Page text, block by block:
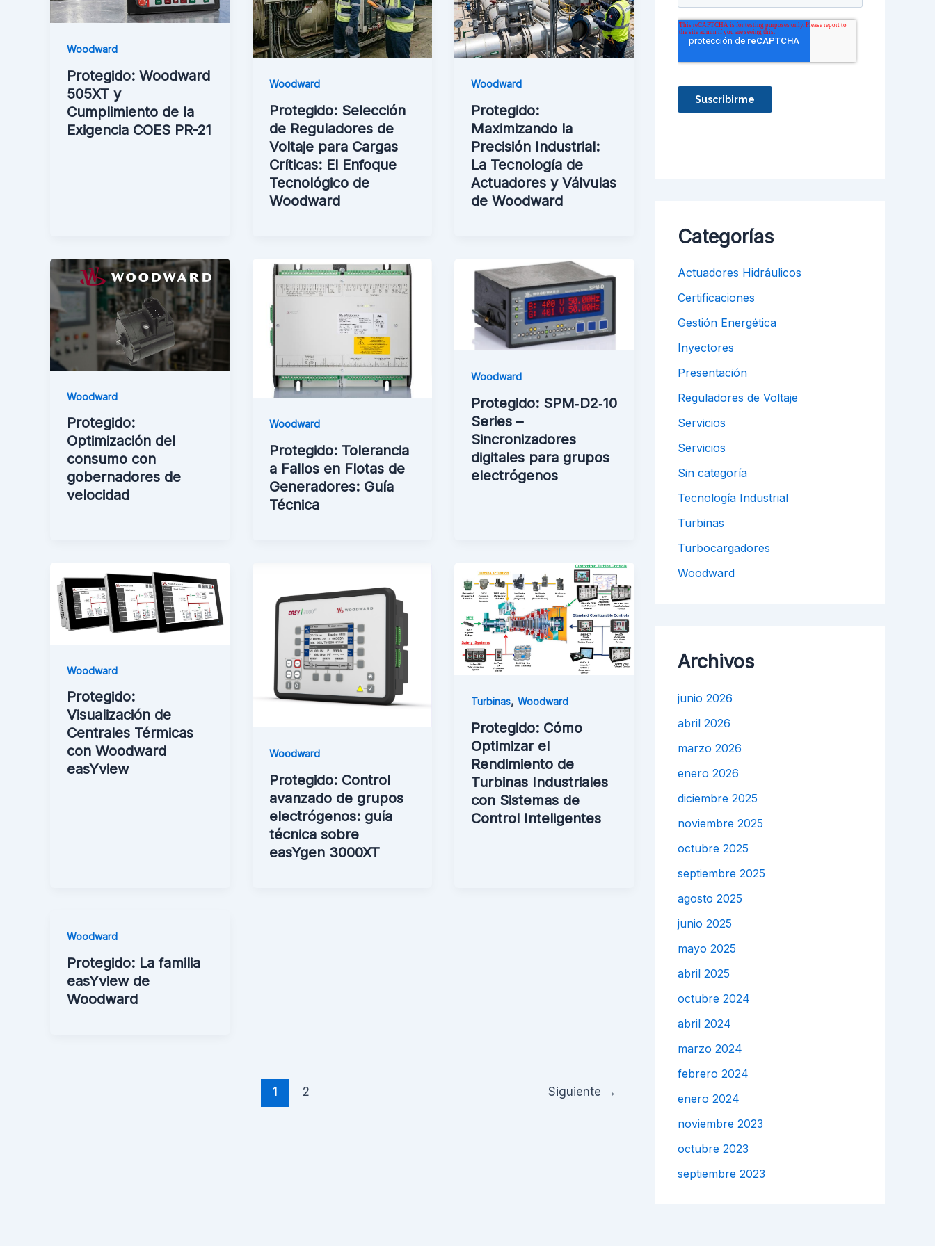
Woodward
Protegido: Woodward
505XT y
Cumplimiento de la
Exigencia COES PR-21
Woodward
Protegido: Selección
de Reguladores de
Voltaje para Cargas
Críticas: El Enfoque
Tecnológico de
Woodward
Woodward
Protegido:
Maximizando la
Precisión Industrial:
La Tecnología de
Actuadores y Válvulas
de Woodward
Woodward
Protegido:
Optimización del
consumo con
gobernadores de
velocidad
Woodward
Protegido: Tolerancia
a Fallos en Flotas de
Generadores: Guía
Técnica
Woodward
Protegido: SPM‑D2‑10
Series –
Sincronizadores
digitales para grupos
electrógenos
Woodward
Protegido:
Visualización de
Centrales Térmicas
con Woodward
easYview
Woodward
Protegido: Control
avanzado de grupos
electrógenos: guía
técnica sobre
easYgen 3000XT
Turbinas,Woodward
Protegido: Cómo
Optimizar el
Rendimiento de
Turbinas Industriales
con Sistemas de
Control Inteligentes
Woodward
Protegido: La familia
easYview de
Woodward
1 2 Siguiente →
Categorías
Actuadores Hidráulicos
Certificaciones
Gestión Energética
Inyectores
Presentación
Reguladores de Voltaje
Servicios
Servicios
Sin categoría
Tecnología Industrial
Turbinas
Turbocargadores
Woodward
Archivos
junio 2026
abril 2026
marzo 2026
enero 2026
diciembre 2025
noviembre 2025
octubre 2025
septiembre 2025
agosto 2025
junio 2025
mayo 2025
abril 2025
octubre 2024
abril 2024
marzo 2024
febrero 2024
enero 2024
noviembre 2023
octubre 2023
septiembre 2023